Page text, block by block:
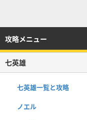
攻略メニュー
七英雄
七英雄一覧と攻略
ノエル